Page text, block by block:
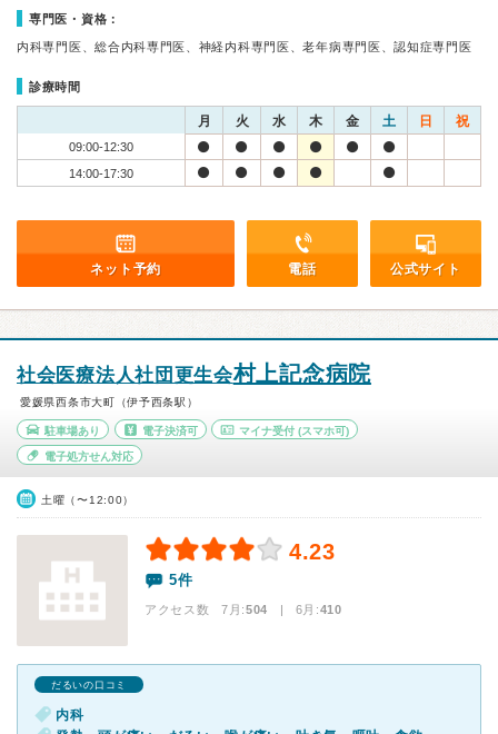
専門医・資格：
内科専門医、総合内科専門医、神経内科専門医、老年病専門医、認知症専門医
診療時間
月 火 水 木 金 土 日 祝
09:00-12:30
14:00-17:30
ネット予約 電話 公式サイト
社会医療法人社団更生会村上記念病院
愛媛県西条市大町（伊予西条駅）
駐車場あり 電子決済可 マイナ受付 (スマホ可)
電子処方せん対応
土曜（〜12:00）
4.23
5件
アクセス数 7月:504 | 6月:410
だるいの口コミ
内科